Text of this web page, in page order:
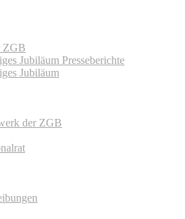
ZGB
Jubiläum Presseberichte
Jubiläum
der ZGB